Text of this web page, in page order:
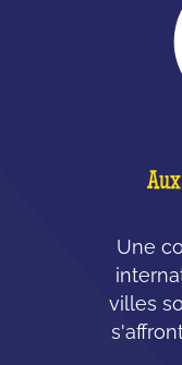
Une
villes